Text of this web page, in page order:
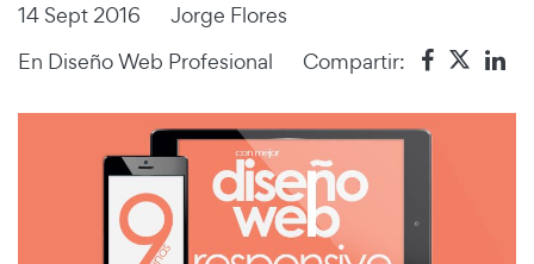
14 Sept 2016
Jorge Flores
En Diseño Web Profesional Compartir: